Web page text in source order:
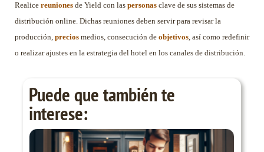
Realice reuniones de Yield con las personas clave de sus sistemas de
distribución online. Dichas reuniones deben servir para revisar la
producción, precios medios, consecución de objetivos, así como redefinir
o realizar ajustes en la estrategia del hotel en los canales de distribución.
Puede que también te
interese: